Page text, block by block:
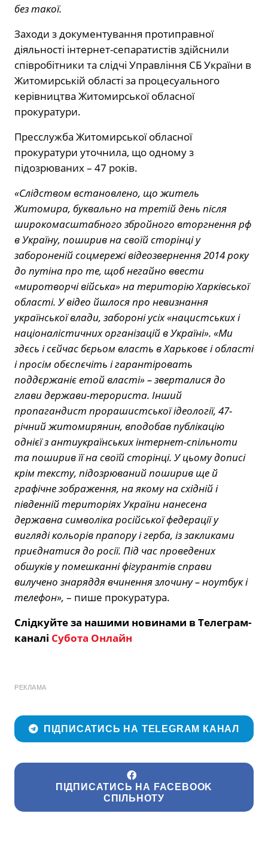
без такої.
Заходи з документування протиправної
діяльності інтернет-сепаратистів здійснили
співробітники та слідчі Управління СБ України в
Житомирській області за процесуального
керівництва Житомирської обласної
прокуратури.
Пресслужба Житомирської обласної
прокуратури уточнила, що одному з
підозрюваних – 47 років.
«Слідством встановлено, що житель
Житомира, буквально на третій день після
широкомасштабного збройного вторгнення рф
в Україну, поширив на своїй сторінці у
забороненій соцмережі відеозвернення 2014 року
до путіна про те, щоб негайно ввести
«миротворчі війська» на територію Харківської
області. У відео йшлося про невизнання
української влади, забороні усіх «нацистських і
націоналістичних організацій в Україні». «Ми
здєсь і сєйчас бєрьом власть в Харьковє і області
і просім обєспєчіть і гарантіровать
поддєржаніє етой власті» – зверталися до
глави держави-терориста. Інший
пропагандист прорашистської ідеології, 47-
річний житомирянин, вподобав публікацію
однієї з антиукраїнських інтернет-спільноти
та поширив її на своїй сторінці. У цьому дописі
крім тексту, підозрюваний поширив ще й
графічне зображення, на якому на східній і
південній територіях України нанесена
державна символіка російської федерації у
вигляді кольорів прапору і герба, із закликами
приєднатися до росії. Під час проведених
обшуків у помешканні фігурантів справи
вилучено знаряддя вчинення злочину – ноутбук і
телефон», – пише прокуратура.
Слідкуйте за нашими новинами в Телеграм-
каналі Субота Онлайн
РЕКЛАМА
ПІДПИСАТИСЬ НА TELEGRAM КАНАЛ
ПІДПИСАТИСЬ НА FACEBOOK
СПІЛЬНОТУ